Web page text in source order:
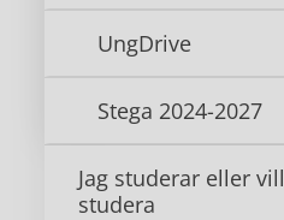
UngDrive
Stega 2024-2027
Jag studerar eller vill
studera